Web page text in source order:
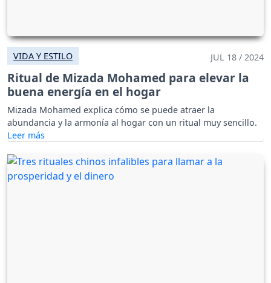
VIDA Y ESTILO JUL 18 / 2024
Ritual de Mizada Mohamed para elevar la
buena energía en el hogar
Mizada Mohamed explica cómo se puede atraer la
abundancia y la armonía al hogar con un ritual muy sencillo.